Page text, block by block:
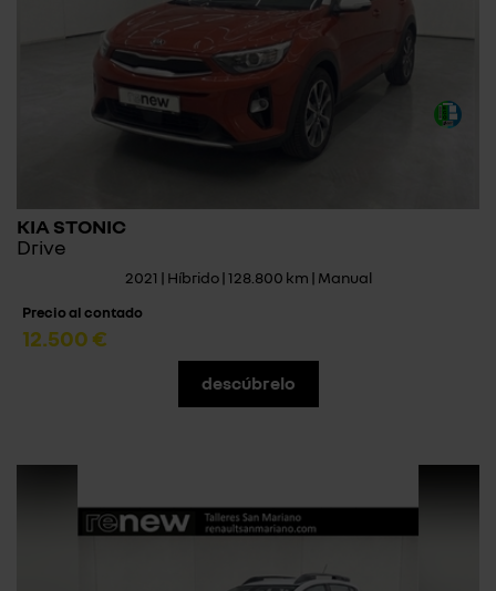
KIA STONIC
Drive
2021 | Híbrido | 128.800 km | Manual
Precio al contado
12.500 €
descúbrelo